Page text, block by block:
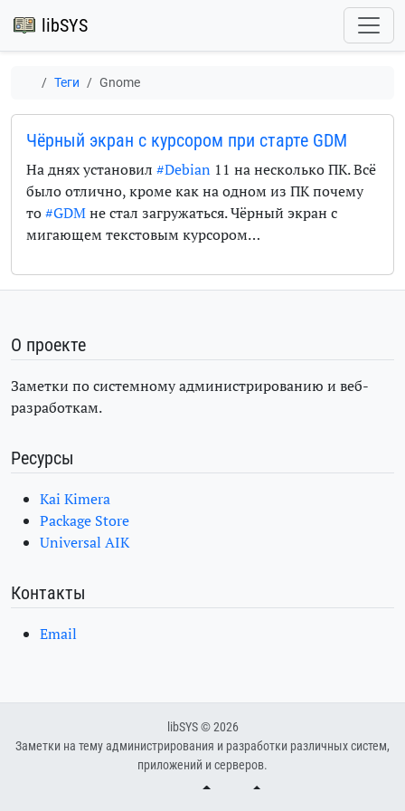
libSYS
Теги Gnome
Чёрный экран с курсором при старте GDM
На днях установил #Debian 11 на несколько ПК. Всё
было отлично, кроме как на одном из ПК почему
то#GDMне стал загружаться. Чёрный экран с
мигающем текстовым курсором…
О проекте
Заметки по системному администрированию и веб-
разработкам.
Ресурсы
Kai Kimera
Package Store
Universal AIK
Контакты
Email
libSYS © 2026
Заметки на тему администрирования и разработки различных систем,
приложений и серверов.